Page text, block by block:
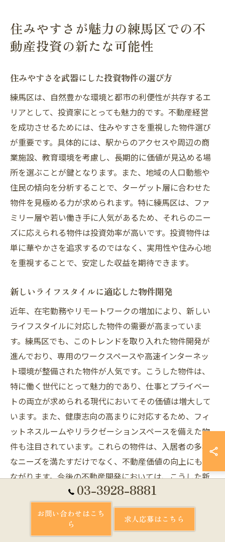
住みやすさが魅力の練馬区での不
動産投資の新たな可能性
住みやすさを武器にした投資物件の選び方
練馬区は、自然豊かな環境と都市の利便性が共存するエ
リアとして、投資家にとっても魅力的です。不動産経営
を成功させるためには、住みやすさを重視した物件選び
が重要です。具体的には、駅からのアクセスや周辺の商
業施設、教育環境を考慮し、長期的に価値が見込める場
所を選ぶことが鍵となります。また、地域の人口動態や
住民の傾向を分析することで、ターゲット層に合わせた
物件を見極める力が求められます。特に練馬区は、ファ
ミリー層や若い働き手に人気があるため、それらのニー
ズに応えられる物件は投資効率が高いです。投資物件は
単に華やかさを追求するのではなく、実用性や住み心地
を重視することで、安定した収益を期待できます。
新しいライフスタイルに適応した物件開発
近年、在宅勤務やリモートワークの増加により、新しい
ライフスタイルに対応した物件の需要が高まっていま
す。練馬区でも、このトレンドを取り入れた物件開発が
進んでおり、専用のワークスペースや高速インターネッ
ト環境が整備された物件が人気です。こうした物件は、
特に働く世代にとって魅力的であり、仕事とプライベー
トの両立が求められる現代においてその価値は増大して
います。また、健康志向の高まりに対応するため、フィ
ットネスルームやリラクゼーションスペースを備えた物
件も注目されています。これらの物件は、入居者の多様
なニーズを満たすだけでなく、不動産価値の向上にもつ
ながります。今後の不動産開発においては、こうした新
しいライフスタイルに適応したデザインや機能性を持つ
物件を提供することが、競争力を維持するための重要な
戦略となるでしょう。
03-3928-8881
お問い合わせはこち
ら
求人応募はこちら